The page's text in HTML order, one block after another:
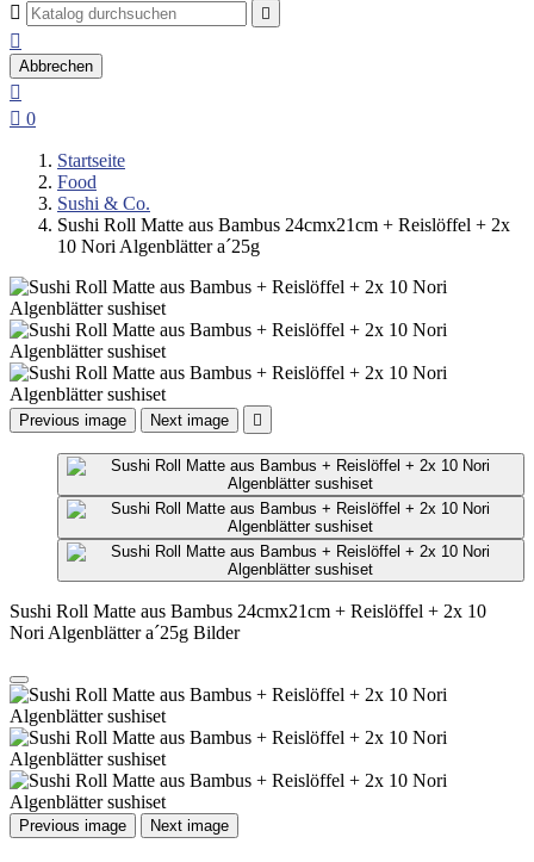
 

Abbrechen

 0
Startseite
Food
Sushi & Co.
Sushi Roll Matte aus Bambus 24cmx21cm + Reislöffel + 2x
10 Nori Algenblätter a´25g
Previous image Next image 
Sushi Roll Matte aus Bambus 24cmx21cm + Reislöffel + 2x 10
Nori Algenblätter a´25g Bilder
Previous image Next image